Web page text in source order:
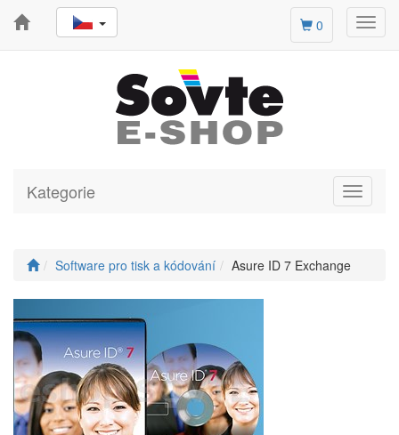
0
Toggle
Kategorie
Software pro tisk a kódování Asure ID 7 Exchange